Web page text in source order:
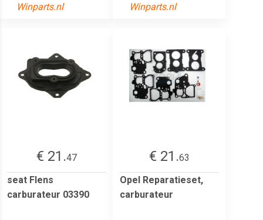
Winparts.nl Winparts.nl
€ 21.47
seat Flens
carburateur 03390
€ 21.63
Opel Reparatieset,
carburateur